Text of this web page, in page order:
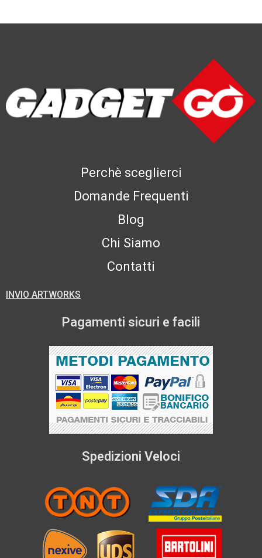
Perchè sceglierci
Domande Frequenti
Blog
Chi Siamo
Contatti
INVIO ARTWORKS
Pagamenti sicuri e facili
Spedizioni Veloci